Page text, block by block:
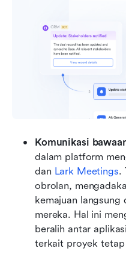
Komunikasi
dalam platform
dan Lark Meetings.
obrolan,
kemajuan
mereka. Hal ini
beralih antar
terkait proyek